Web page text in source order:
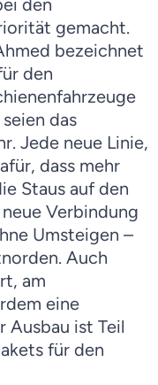
den
gemacht.
bezeichnet
den
das
Jede neue Linie,
dass mehr
Staus auf den
Verbindung
Umsteigen –
Auch
am
eine
Ausbau ist Teil
für den